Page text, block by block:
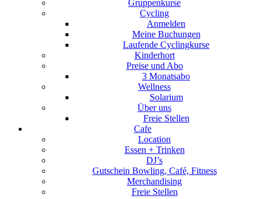
Gruppenkurse
Cycling
Anmelden
Meine Buchungen
Laufende Cyclingkurse
Kinderhort
Preise und Abo
3 Monatsabo
Wellness
Solarium
Über uns
Freie Stellen
Cafe
Location
Essen + Trinken
DJ’s
Gutschein Bowling, Café, Fitness
Merchandising
Freie Stellen